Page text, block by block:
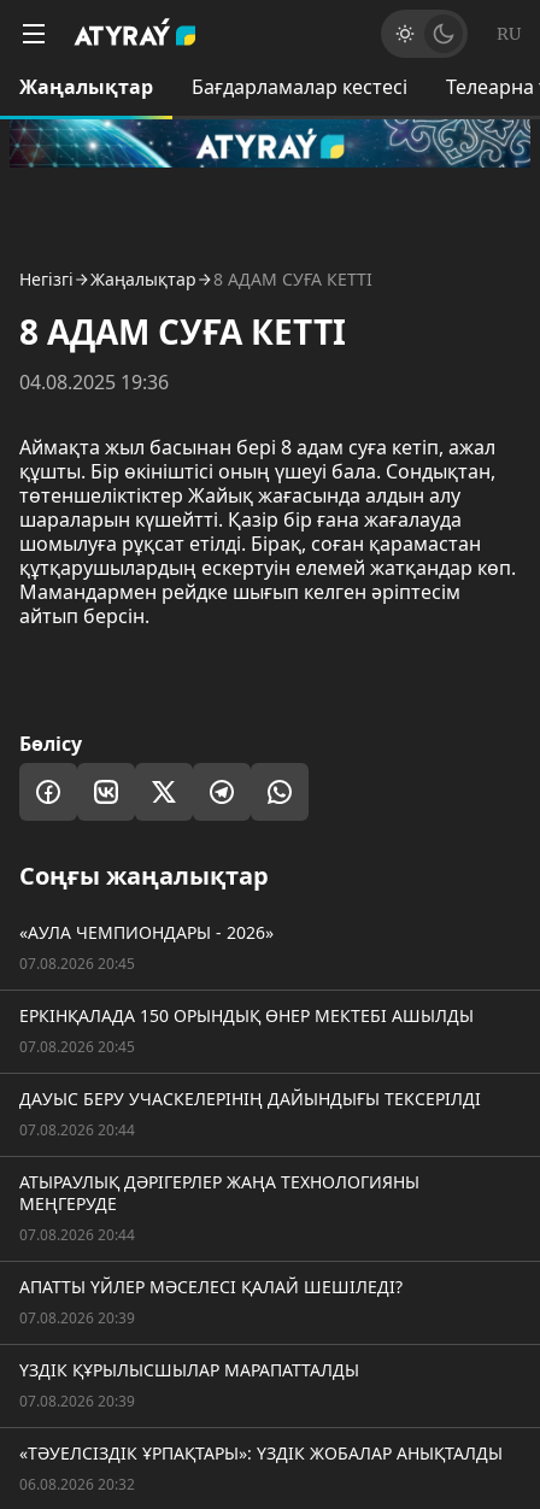
RU
Жаңалықтар Бағдарламалар кестесі
Негізгі Жаңалықтар 8 АДАМ СУҒА КЕТТІ
8 АДАМ СУҒА КЕТТІ
04.08.2025 19:36
Аймақта жыл басынан бері 8 адам суға кетіп, ажал
құшты. Бір өкініштісі оның үшеуі бала. Сондықтан,
төтеншеліктіктер Жайық жағасында алдын алу
шараларын күшейтті. Қазір бір ғана жағалауда
шомылуға рұқсат етілді. Бірақ, соған қарамастан
құтқарушылардың ескертуін елемей жатқандар көп.
Мамандармен рейдке шығып келген әріптесім
айтып берсін.
Бөлісу
Соңғы жаңалықтар
«АУЛА ЧЕМПИОНДАРЫ - 2026»
07.08.2026 20:45
ЕРКІНҚАЛАДА 150 ОРЫНДЫҚ ӨНЕР МЕКТЕБІ АШЫЛДЫ
07.08.2026 20:45
ДАУЫС БЕРУ УЧАСКЕЛЕРІНІҢ ДАЙЫНДЫҒЫ ТЕКСЕРІЛДІ
07.08.2026 20:44
АТЫРАУЛЫҚ ДӘРІГЕРЛЕР ЖАҢА ТЕХНОЛОГИЯНЫ
МЕҢГЕРУДЕ
07.08.2026 20:44
АПАТТЫ ҮЙЛЕР МӘСЕЛЕСІ ҚАЛАЙ ШЕШІЛЕДІ?
07.08.2026 20:39
ҮЗДІК ҚҰРЫЛЫСШЫЛАР МАРАПАТТАЛДЫ
07.08.2026 20:39
«ТӘУЕЛСІЗДІК ҰРПАҚТАРЫ»: ҮЗДІК ЖОБАЛАР АНЫҚТАЛДЫ
06.08.2026 20:32